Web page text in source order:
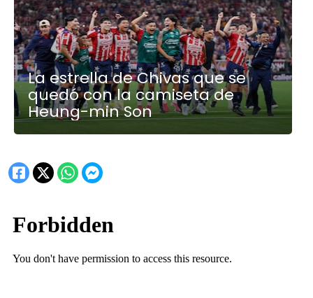
La estrella de Chivas que se
quedó con la camiseta de
Heung-min Son